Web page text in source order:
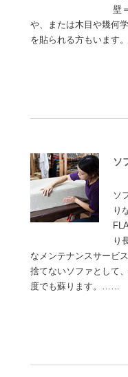
壁
や、または木目や幾何
を貼られる方もいます
ソ
ソ
り
り
なメンテナンスサービ
捨てないソファとして
度でも蘇ります。……